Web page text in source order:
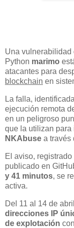
Una vulnerabilidad
Python marimo
atacantes para
blockchain en
La falla,
ejecución remota
en un peligroso
que la utilizan
NKAbuse a través
El aviso, registrado
publicado en
y 41 minutos, se
activa.
Del 11 al 14 de
direcciones IP
de explotación